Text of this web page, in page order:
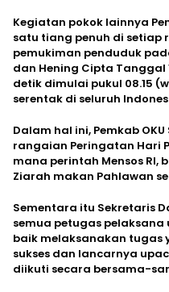
Kegiatan pokok lainnya
satu tiang penuh di setiap
pemukiman penduduk
dan Hening Cipta Tanggal
detik dimulai pukul 08.15
serentak di seluruh
Dalam hal ini, Pemkab
rangaian Peringatan Hari
mana perintah Mensos RI,
Ziarah makan Pahlawan
Sementara itu Sekretaris
semua petugas
baik melaksanakan tugas
sukses dan lancarnya
diikuti secara bersama-